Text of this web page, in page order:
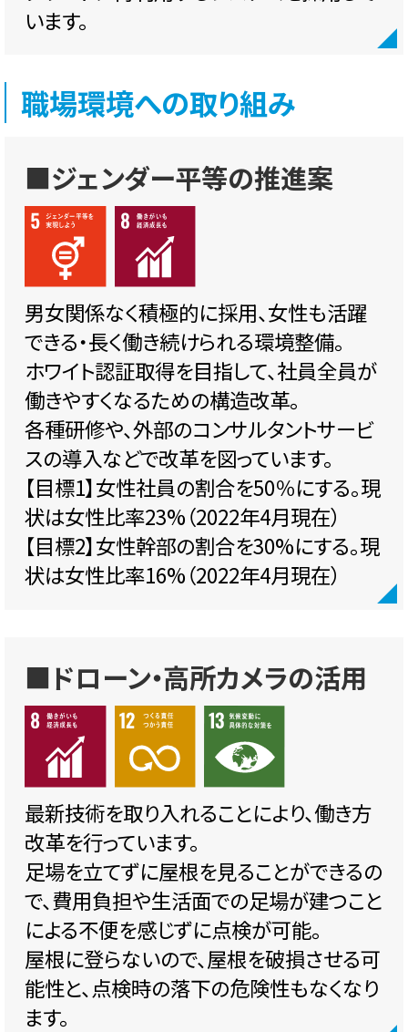
います。
職場環境への取り組み
■ジェンダー平等の推進案
男女関係なく積極的に採用、女性も活躍
できる・長く働き続けられる環境整備。
ホワイト認証取得を目指して、社員全員が
働きやすくなるための構造改革。
各種研修や、外部のコンサルタントサービ
スの導入などで改革を図っています。
【目標1】女性社員の割合を50％にする。現
状は女性比率23%（2022年4月現在）
【目標2】女性幹部の割合を30%にする。現
状は女性比率16%（2022年4月現在）
■ドローン・高所カメラの活用
最新技術を取り入れることにより、働き方
改革を行っています。
足場を立てずに屋根を見ることができるの
で、費用負担や生活面での足場が建つこと
による不便を感じずに点検が可能。
屋根に登らないので、屋根を破損させる可
能性と、点検時の落下の危険性もなくなり
ます。